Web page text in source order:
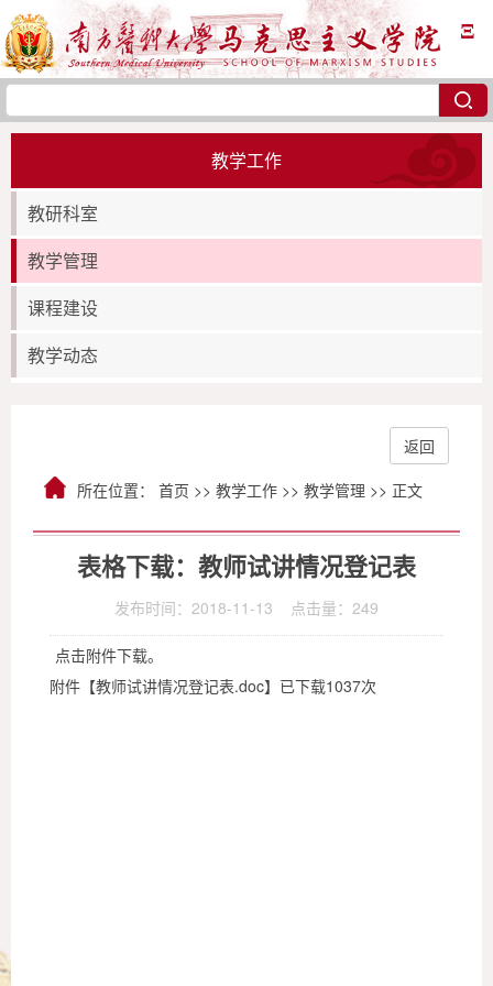
Ξ
教学工作
教研科室
教学管理
课程建设
教学动态
所在位置： 首页 >> 教学工作 >> 教学管理 >> 正文
返回
表格下载：教师试讲情况登记表
发布时间：2018-11-13 点击量： 249
点击附件下载。
附件【教师试讲情况登记表.doc】已下载1037次